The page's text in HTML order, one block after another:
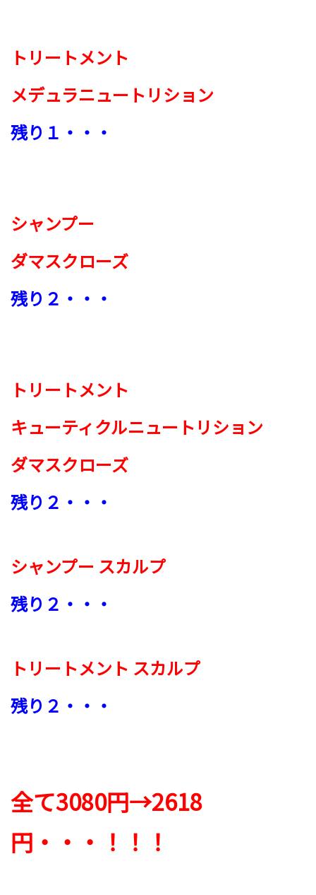
トリートメント
メデュラニュートリション
残り１・・・
シャンプー
ダマスクローズ
残り２・・・
トリートメント
キューティクルニュートリション
ダマスクローズ
残り２・・・
シャンプー スカルプ
残り２・・・
トリートメント スカルプ
残り２・・・
全て3080円→2618
円・・・！！！